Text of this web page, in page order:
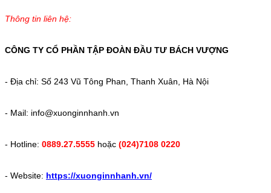
Thông tin liên hệ:
CÔNG TY CỔ PHẦN TẬP ĐOÀN ĐẦU TƯ BÁCH VƯỢNG
- Địa chỉ: Số 243 Vũ Tông Phan, Thanh Xuân, Hà Nội
- Mail: info@xuonginnhanh.vn
- Hotline: 0889.27.5555 hoặc (024)7108 0220
- Website: https://xuonginnhanh.vn/